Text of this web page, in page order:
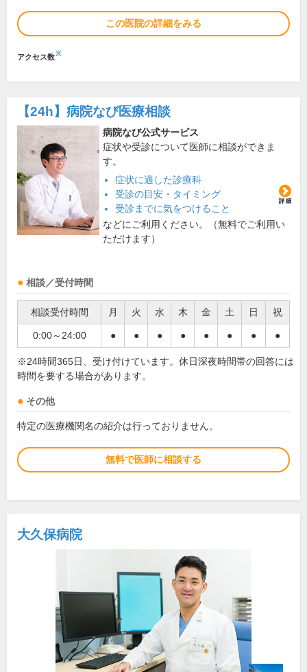
この医院の詳細をみる
アクセス数※
【24h】 病院なび医療相談
病院なび公式サービス
症状や受診について医師に相談ができま
す。
症状に適した診療科
受診の目安・タイミング
受診までに気をつけること
などにご利用ください。（無料でご利用い
ただけます）
相談／受付時間
相談受付時間 月 火 水 木 金 土 日 祝
0:00～24:00 ● ● ● ● ● ● ● ●
※24時間365日、受け付けています。休日深夜時間帯の回答には
時間を要する場合があります。
その他
特定の医療機関名の紹介は行っておりません。
無料で医師に相談する
大久保病院